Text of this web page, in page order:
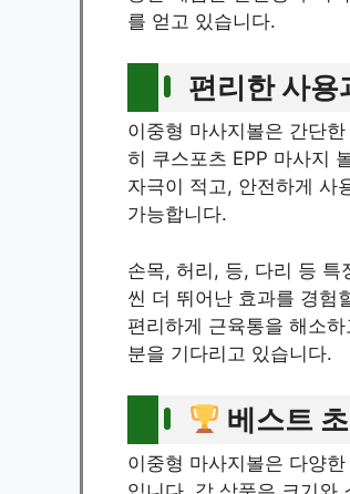
를 얻고 있습니다.
편리한 사용
이중형 마사지볼은 간단
히 쿠스포츠 EPP 마사지
자극이 적고, 안전하게 사
가능합니다.
손목, 허리, 등, 다리 등 특
씬 더 뛰어난 효과를 경험
편리하게 근육통을 해소
분을 기다리고 있습니다.
베스트
이중형 마사지볼은 다양